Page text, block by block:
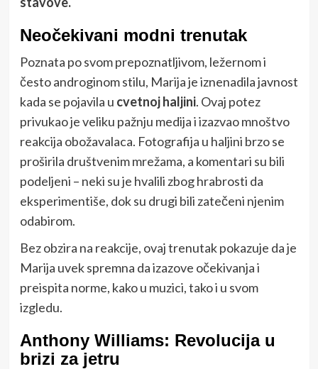
Neočekivani modni trenutak
Poznata po svom prepoznatljivom, ležernom i
često androginom stilu, Marija je iznenadila javnost
kada se pojavila u cvetnoj haljini. Ovaj potez
privukao je veliku pažnju medija i izazvao mnoštvo
reakcija obožavalaca. Fotografija u haljini brzo se
proširila društvenim mrežama, a komentari su bili
podeljeni – neki su je hvalili zbog hrabrosti da
eksperimentiše, dok su drugi bili zatečeni njenim
odabirom.
Bez obzira na reakcije, ovaj trenutak pokazuje da je
Marija uvek spremna da izazove očekivanja i
preispita norme, kako u muzici, tako i u svom
izgledu.
Anthony Williams: Revolucija u
brizi za jetru